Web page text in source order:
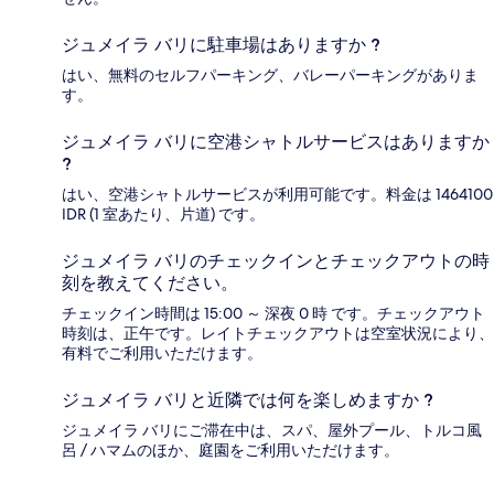
ジュメイラ バリに駐車場はありますか ?
はい、無料のセルフパーキング、バレーパーキングがありま
す。
ジュメイラ バリに空港シャトルサービスはありますか
?
はい、空港シャトルサービスが利用可能です。料金は 1464100
IDR (1 室あたり、片道) です。
ジュメイラ バリのチェックインとチェックアウトの時
刻を教えてください。
チェックイン時間は 15:00 ～ 深夜 0 時 です。チェックアウト
時刻は、正午です。レイトチェックアウトは空室状況により、
有料でご利用いただけます。
ジュメイラ バリと近隣では何を楽しめますか ?
ジュメイラ バリにご滞在中は、スパ、屋外プール、トルコ風
呂 / ハマムのほか、庭園をご利用いただけます。